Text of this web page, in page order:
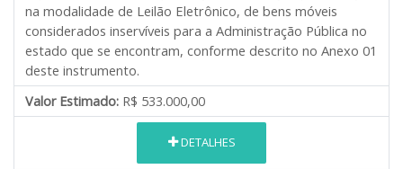
na modalidade de Leilão Eletrônico, de bens móveis
considerados inservíveis para a Administração Pública no
estado que se encontram, conforme descrito no Anexo 01
deste instrumento.
Valor Estimado: R$ 533.000,00
DETALHES